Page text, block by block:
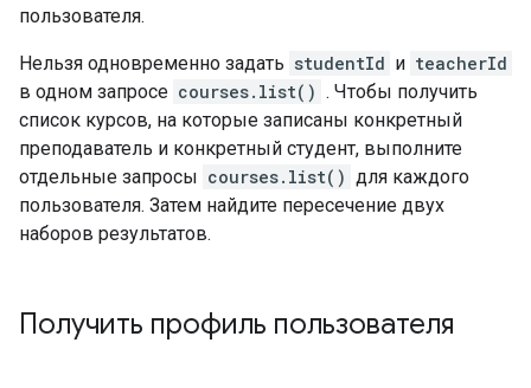
пользователя.
Нельзя одновременно задать studentId и teacherId
в одном запросе courses.list() . Чтобы получить
список курсов, на которые записаны конкретный
преподаватель и конкретный студент, выполните
отдельные запросы courses.list() для каждого
пользователя. Затем найдите пересечение двух
наборов результатов.
Получить профиль пользователя